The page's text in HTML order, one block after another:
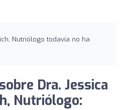
Nutriólogo todavía no ha
Dra. Jessica
Nutriólogo: